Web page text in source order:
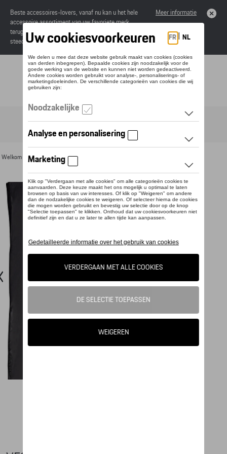
Beste accessoires-lovers, vanaf nu kan u het hele
accessoire assortiment van uw favoriete merk
terugvinden in de online catalogus. Deze kunnen
steeds besteld worden via uw dealer.
Meer informatie
Toggle navigation
Welkom >Voor u >Textiel >